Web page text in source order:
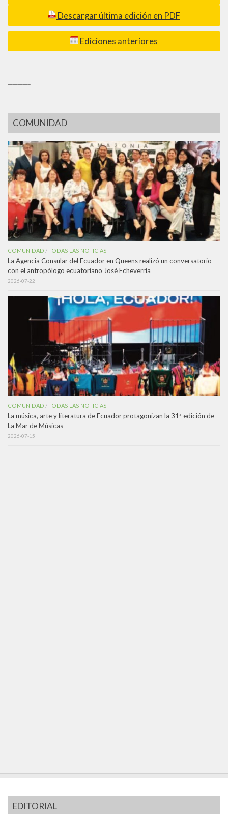
Descargar última edición en PDF
Ediciones anteriores
COMUNIDAD
COMUNIDAD /TODAS LAS NOTICIAS
La Agencia Consular del Ecuador en Queens realizó un conversatorio
con el antropólogo ecuatoriano José Echeverría
2026-07-22
COMUNIDAD /TODAS LAS NOTICIAS
La música, arte y literatura de Ecuador protagonizan la 31ª edición de
La Mar de Músicas
2026-07-15
EDITORIAL